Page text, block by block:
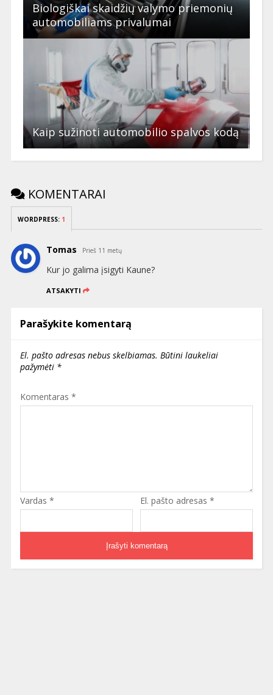
Biologiškai skaidžių valymo priemonių
automobiliams privalumai
Kaip sužinoti automobilio spalvos kodą
KOMENTARAI
WORDPRESS: 1
Tomas Prieš 11 metų
Kur jo galima įsigyti Kaune?
ATSAKYTI
Parašykite komentarą
El. pašto adresas nebus skelbiamas. Būtini laukeliai
pažymėti *
Komentaras *
Vardas * El. pašto adresas *